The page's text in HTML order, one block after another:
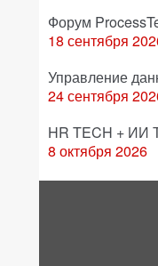
Форум
18 сентября
Управление
24 сентября
HR TECH +
8 октября 2026